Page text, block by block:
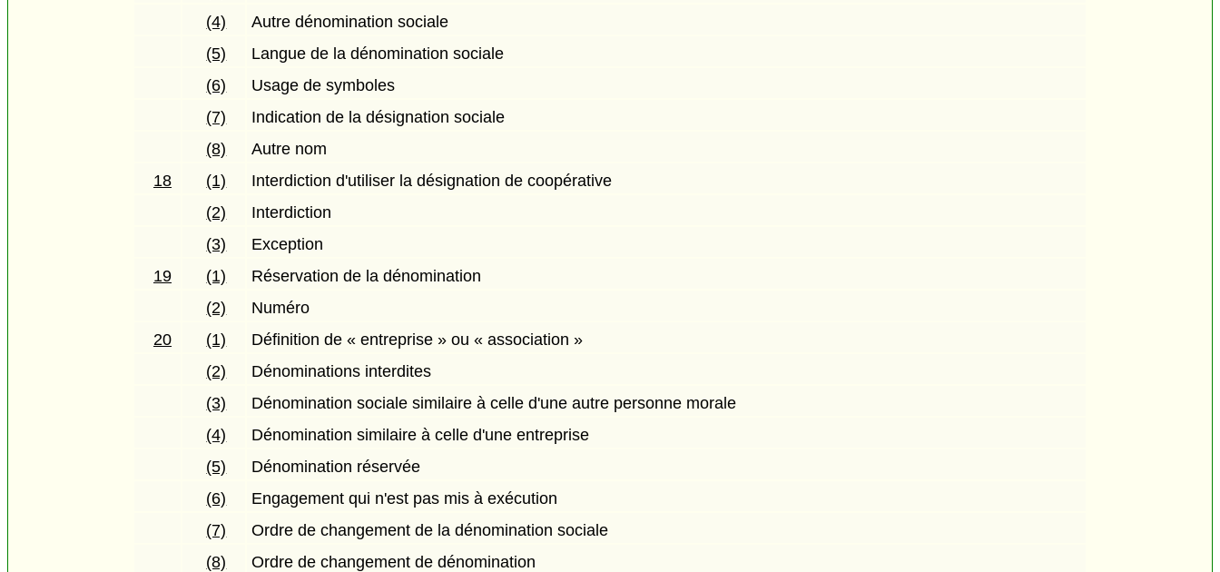
(4)
Autre dénomination sociale
(5)
Langue de la dénomination sociale
(6)
Usage de symboles
(7)
Indication de la désignation sociale
(8)
Autre nom
18
(1)
Interdiction d'utiliser la désignation de coopérative
(2)
Interdiction
(3)
Exception
19
(1)
Réservation de la dénomination
(2)
Numéro
20
(1)
Définition de « entreprise » ou « association »
(2)
Dénominations interdites
(3)
Dénomination sociale similaire à celle d'une autre personne morale
(4)
Dénomination similaire à celle d'une entreprise
(5)
Dénomination réservée
(6)
Engagement qui n'est pas mis à exécution
(7)
Ordre de changement de la dénomination sociale
(8)
Ordre de changement de dénomination